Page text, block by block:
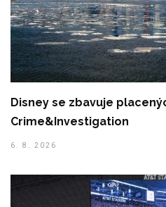
Disney se zbavuje
Crime&Investigation
6. 8. 2026